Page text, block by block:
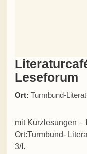
Leseforum
Ort: Turmbund-
mit Kurzlesungen –
Ort:Turmbund-
3/I.